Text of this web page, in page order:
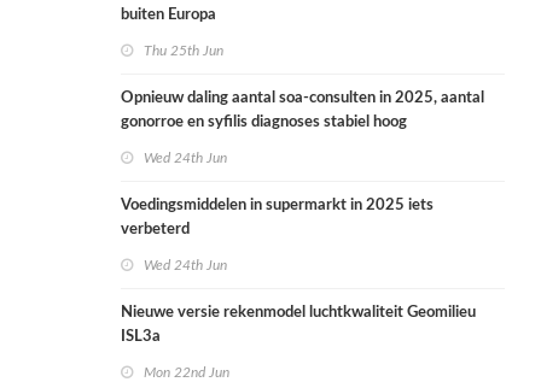
buiten Europa
Thu 25th Jun
Opnieuw daling aantal soa-consulten in 2025, aantal
gonorroe en syfilis diagnoses stabiel hoog
Wed 24th Jun
Voedingsmiddelen in supermarkt in 2025 iets
verbeterd
Wed 24th Jun
Nieuwe versie rekenmodel luchtkwaliteit Geomilieu
ISL3a
Mon 22nd Jun